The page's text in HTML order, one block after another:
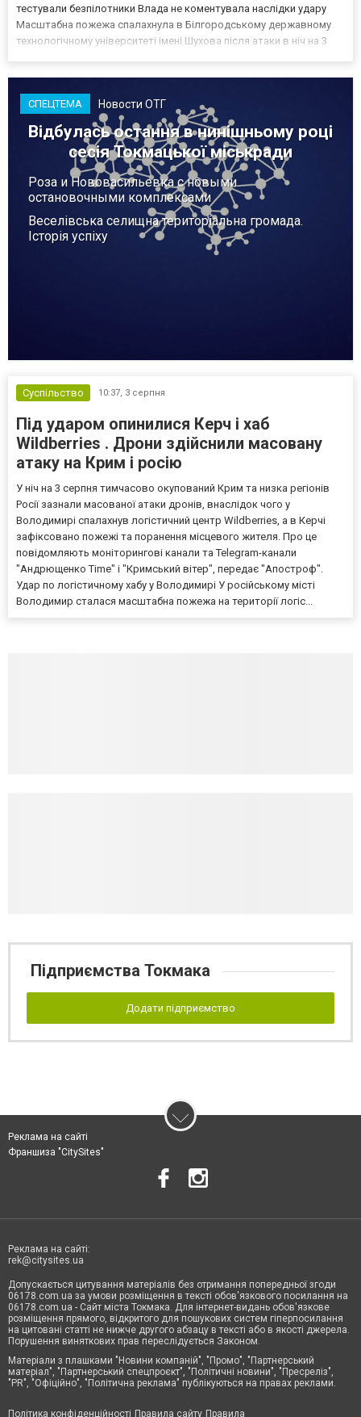
тестували безпілотники Влада не коментувала наслідки удару
Масштабна пожежа спалахнула в Білгородському державному
технологічному університеті імені Шухова після атаки в ніч на 3
СПЕЦТЕМА Новости ОТГ
Відбулась остання в нинішньому році
сесія Токмацької міськради
Роза и Нововасильевка с новыми
остановочными комплексами
Веселівська селищна територіальна громада.
Історія успіху
Суспільство 10:37, 3 серпня
Під ударом опинилися Керч і хаб
Wildberries . Дрони здійснили масовану
атаку на Крим і росію
У ніч на 3 серпня тимчасово окупований Крим та низка регіонів
Росії зазнали масованої атаки дронів, внаслідок чого у
Володимирі спалахнув логістичний центр Wildberries, а в Керчі
зафіксовано пожежі та поранення місцевого жителя. Про це
повідомляють моніторингові канали та Telegram-канали
"Андрющенко Time" і "Кримський вітер", передає "Апостроф".
Удар по логістичному хабу у Володимирі У російському місті
Володимир сталася масштабна пожежа на території логіс...
Підприємства Токмака
Додати підприємство
Реклама на сайті
Франшиза "CitySites"
Реклама на сайті:
rek@citysites.ua
Допускається цитування матеріалів без отримання попередньої згоди
06178.com.ua за умови розміщення в тексті обов'язкового посилання на
06178.com.ua - Сайт міста Токмака. Для інтернет-видань обов'язкове
розміщення прямого, відкритого для пошукових систем гіперпосилання
на цитовані статті не нижче другого абзацу в тексті або в якості джерела.
Порушення виняткових прав переслідується Законом.
Матеріали з плашками "Новини компаній", "Промо", "Партнерський
матеріал", "Партнерський спецпроєкт", "Політичні новини", "Пресреліз",
"PR", "Офіційно", "Політична реклама" публікуються на правах реклами.
Політика конфіденційності Правила сайту Правила